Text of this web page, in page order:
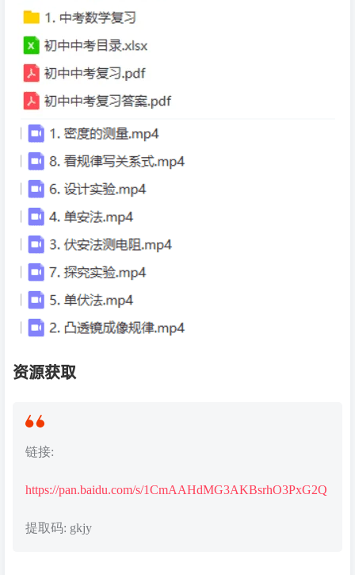
资源获取
链接:
https://pan.baidu.com/s/1CmAAHdMG3AKBsrhO3PxG2Q
提取码: gkjy